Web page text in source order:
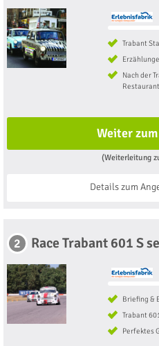
Trabant
Nach der
Restaurant
Weiter
(Weiterleitung
Details zum
2 Race Trabant 601 S
Briefing &
Trabant
Perfektes